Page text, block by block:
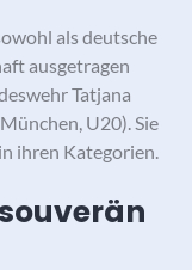
als deutsche
ausgetragen
Tatjana
U20). Sie
ihren Kategorien.